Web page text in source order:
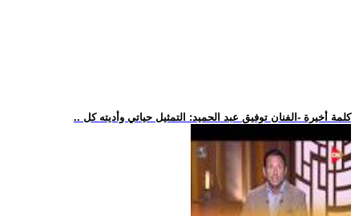
.. كلمة أخيرة -الفنان توفيق عبد الحميد: التمثيل حياتي وأديته كل